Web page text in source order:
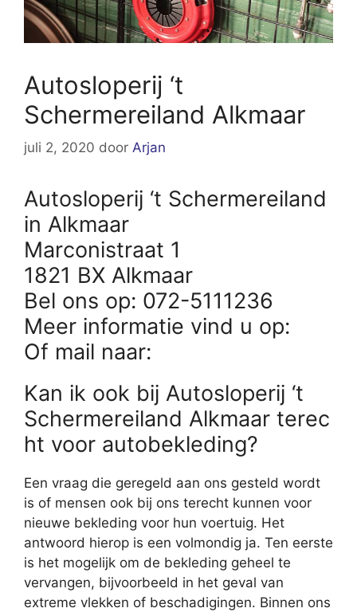
Autosloperij ‘t
Schermereiland Alkmaar
juli 2, 2020 door Arjan
Autosloperij ‘t Schermereiland
in Alkmaar
Marconistraat 1
1821 BX Alkmaar
Bel ons op: 072-5111236
Meer informatie vind u op:
Of mail naar:
Kan ik ook bij Autosloperij ‘t
Schermereiland Alkmaar terec
ht voor autobekleding?
Een vraag die geregeld aan ons gesteld wordt
is of mensen ook bij ons terecht kunnen voor
nieuwe bekleding voor hun voertuig. Het
antwoord hierop is een volmondig ja. Ten eerste
is het mogelijk om de bekleding geheel te
vervangen, bijvoorbeeld in het geval van
extreme vlekken of beschadigingen. Binnen ons